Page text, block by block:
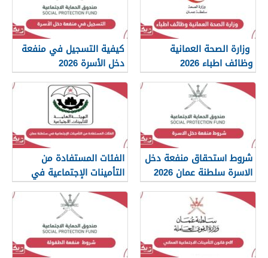
وزارة الصحة العمانية
وظائف اطباء 2026
كيفية التسجيل في منفعة
دخل الأسرة 2026
شروط استحقاق منفعة دخل
الاسرة سلطنة عمان 2026
الفئات المستفادة من
التأمينات الإجتماعية في
سلطنة عمان 2026